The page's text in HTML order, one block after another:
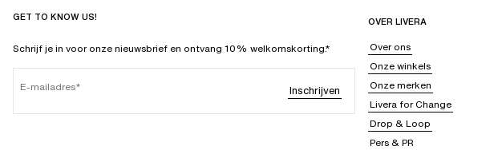
GET TO KNOW US!
Schrijf je in voor onze nieuwsbrief en ontvang 10% welkomskorting.*
E-mailadres Inschrijven
OVER LIVERA
Over ons
Onze winkels
Onze merken
Livera for Change
Drop & Loop
Pers & PR